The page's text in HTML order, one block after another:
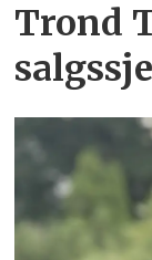
Trond